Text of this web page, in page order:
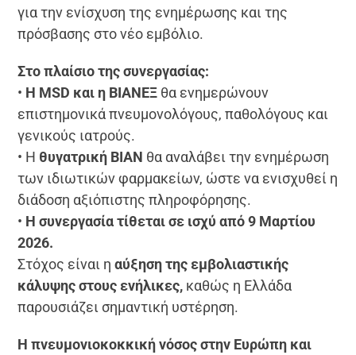
για την ενίσχυση της ενημέρωσης και της
πρόσβασης στο νέο εμβόλιο.
Στο πλαίσιο της συνεργασίας:
• Η MSD και η ΒΙΑΝΕΞ θα ενημερώνουν
επιστημονικά πνευμονολόγους, παθολόγους και
γενικούς ιατρούς.
• Η θυγατρική ΒΙΑΝ θα αναλάβει την ενημέρωση
των ιδιωτικών φαρμακείων, ώστε να ενισχυθεί η
διάδοση αξιόπιστης πληροφόρησης.
• Η συνεργασία τίθεται σε ισχύ από 9 Μαρτίου
2026.
Στόχος είναι η αύξηση της εμβολιαστικής
κάλυψης στους ενήλικες, καθώς η Ελλάδα
παρουσιάζει σημαντική υστέρηση.
Η πνευμονιοκοκκική νόσος στην Ευρώπη και